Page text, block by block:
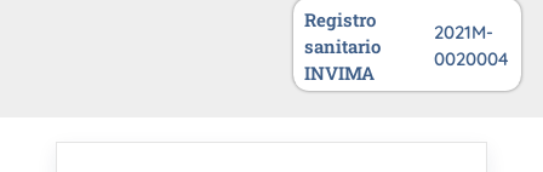
Registro
sanitario
INVIMA
2021M-
0020004